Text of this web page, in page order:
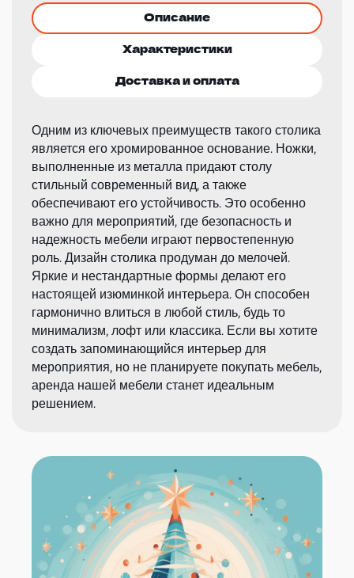
Описание
Характеристики
Доставка и оплата
Одним из ключевых преимуществ такого столика
является его хромированное основание. Ножки,
выполненные из металла придают столу
стильный современный вид, а также
обеспечивают его устойчивость. Это особенно
важно для мероприятий, где безопасность и
надежность мебели играют первостепенную
роль. Дизайн столика продуман до мелочей.
Яркие и нестандартные формы делают его
настоящей изюминкой интерьера. Он способен
гармонично влиться в любой стиль, будь то
минимализм, лофт или классика. Если вы хотите
создать запоминающийся интерьер для
мероприятия, но не планируете покупать мебель,
аренда нашей мебели станет идеальным
решением.